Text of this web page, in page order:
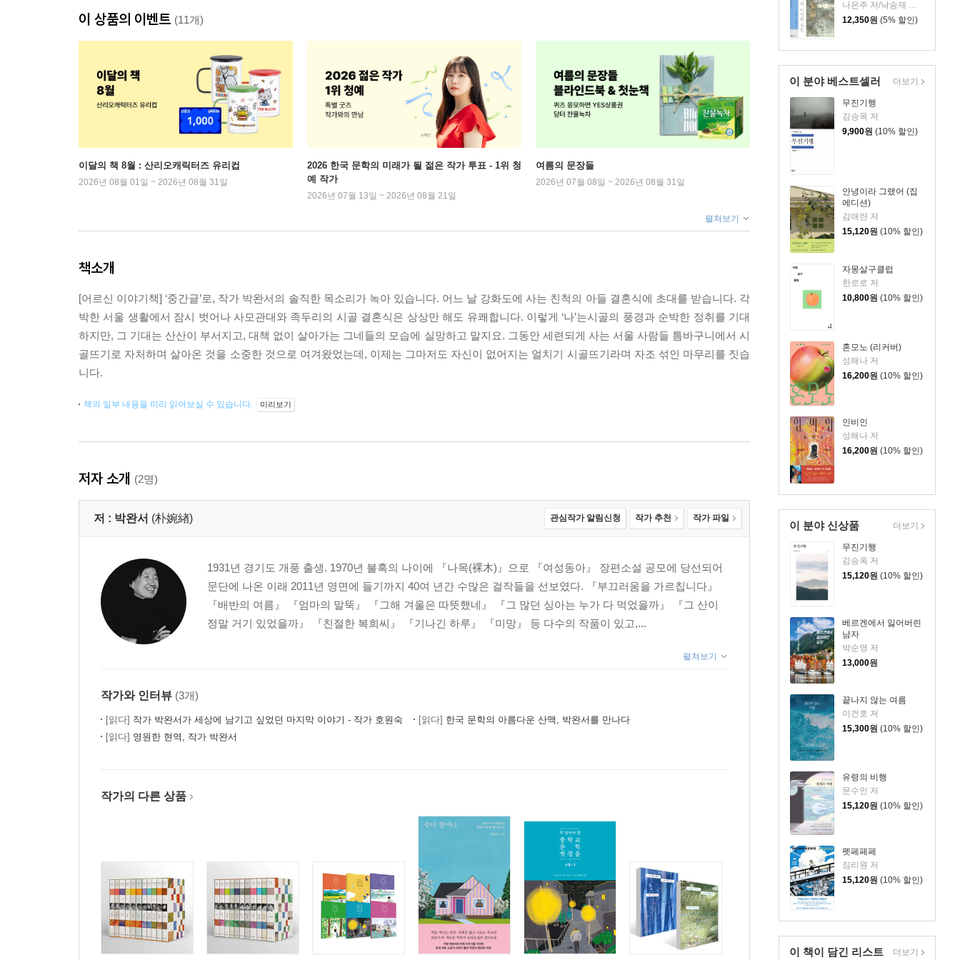
12,350원 (5% 할인)
이 분야 베스트셀러
무진기행
김승옥 저
9,900원 (10% 할인)
안녕이라 그랬어 (집
에디션)
김애란 저
15,120원 (10% 할인)
자몽살구클럽
한로로 저
10,800원 (10% 할인)
혼모노 (리커버)
성해나 저
16,200원 (10% 할인)
인비인
성해나 저
16,200원 (10% 할인)
더보기
이 분야 신상품
무진기행
김승옥 저
15,120원 (10% 할인)
베르겐에서 잃어버린
남자
박순영 저
13,000원
끝나지 않는 여름
이건호 저
15,300원 (10% 할인)
유령의 비행
문수인 저
15,120원 (10% 할인)
펫페페페
짐리원 저
15,120원 (10% 할인)
더보기
이 책이 담긴 리스트 더보기
이 상품의 이벤트 (11개)
이달의 책 8월 : 산리오캐릭터즈 유리컵
2026년 08월 01일 ~ 2026년 08월 31일
2026 한국 문학의 미래가 될 젊은 작가 투표 - 1위 청
예 작가
2026년 07월 13일 ~ 2026년 08월 21일
여름의 문장들
2026년 07월 08일 ~ 2026년 08월 31일
펼쳐보기
책소개
[어르신 이야기책] ‘중간글’로, 작가 박완서의 솔직한 목소리가 녹아 있습니다. 어느 날 강화도에 사는 친척의 아들 결혼식에 초대를 받습니다. 각
박한 서울 생활에서 잠시 벗어나 사모관대와 족두리의 시골 결혼식은 상상만 해도 유쾌합니다. 이렇게 ‘나’는시골의 풍경과 순박한 정취를 기대
하지만, 그 기대는 산산이 부서지고, 대책 없이 살아가는 그네들의 모습에 실망하고 말지요. 그동안 세련되게 사는 서울 사람들 틈바구니에서 시
골뜨기로 자처하며 살아온 것을 소중한 것으로 여겨왔었는데, 이제는 그마저도 자신이 없어지는 얼치기 시골뜨기라며 자조 섞인 마무리를 짓습
니다.
책의 일부 내용을 미리 읽어보실 수 있습니다. 미리보기
저자 소개 (2명)
저 : 박완서 (朴婉緖) 관심작가 알림신청 작가 추천 작가 파일
1931년 경기도 개풍 출생. 1970년 불혹의 나이에 『나목(裸木)』으로 『여성동아』 장편소설 공모에 당선되어
문단에 나온 이래 2011년 영면에 들기까지 40여 년간 수많은 걸작들을 선보였다. 『부끄러움을 가르칩니다』
『배반의 여름』 『엄마의 말뚝』 『그해 겨울은 따뜻했네』 『그 많던 싱아는 누가 다 먹었을까』 『그 산이
정말 거기 있었을까』 『친절한 복희씨』 『기나긴 하루』 『미망』 등 다수의 작품이 있고,...
펼쳐보기
작가와 인터뷰 (3개)
[읽다] 작가 박완서가 세상에 남기고 싶었던 마지막 이야기 - 작가 호원숙 [읽다] 한국 문학의 아름다운 산맥, 박완서를 만나다
[읽다] 영원한 현역, 작가 박완서
작가의 다른 상품